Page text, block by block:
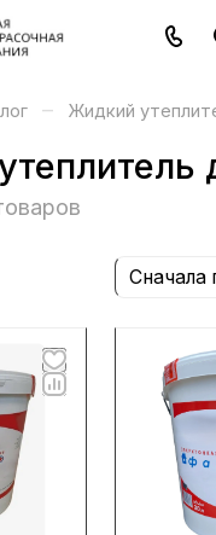
– Жидкий
Сначала